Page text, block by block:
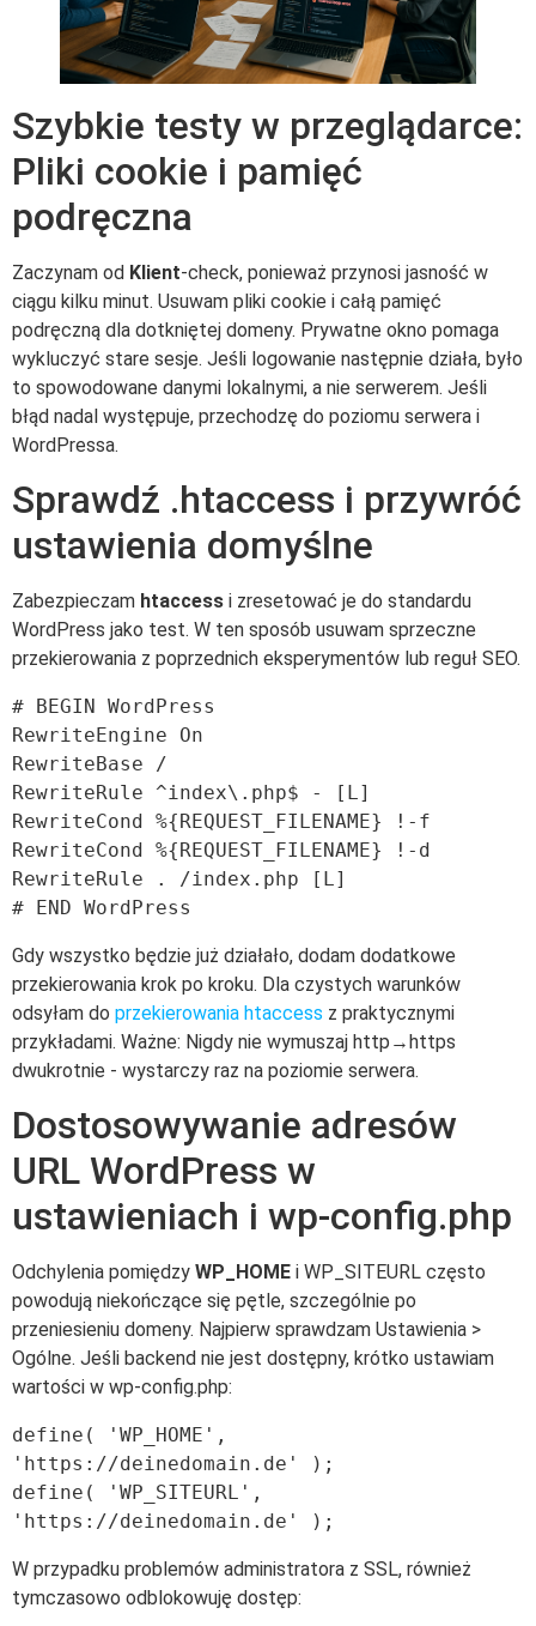
Szybkie testy w przeglądarce:
Pliki cookie i pamięć
podręczna
Zaczynam od Klient-check, ponieważ przynosi jasność w
ciągu kilku minut. Usuwam pliki cookie i całą pamięć
podręczną dla dotkniętej domeny. Prywatne okno pomaga
wykluczyć stare sesje. Jeśli logowanie następnie działa, było
to spowodowane danymi lokalnymi, a nie serwerem. Jeśli
błąd nadal występuje, przechodzę do poziomu serwera i
WordPressa.
Sprawdź .htaccess i przywróć
ustawienia domyślne
Zabezpieczam htaccess i zresetować je do standardu
WordPress jako test. W ten sposób usuwam sprzeczne
przekierowania z poprzednich eksperymentów lub reguł SEO.
# BEGIN WordPress
RewriteEngine On
RewriteBase /
RewriteRule ^index\.php$ - [L]
RewriteCond %{REQUEST_FILENAME} !-f
RewriteCond %{REQUEST_FILENAME} !-d
RewriteRule . /index.php [L]
Gdy wszystko będzie już działało, dodam dodatkowe
przekierowania krok po kroku. Dla czystych warunków
odsyłam do przekierowania htaccess z praktycznymi
przykładami. Ważne: Nigdy nie wymuszaj http→https
dwukrotnie - wystarczy raz na poziomie serwera.
Dostosowywanie adresów
URL WordPress w
ustawieniach i wp-config.php
Odchylenia pomiędzy WP_HOME i WP_SITEURL często
powodują niekończące się pętle, szczególnie po
przeniesieniu domeny. Najpierw sprawdzam Ustawienia >
Ogólne. Jeśli backend nie jest dostępny, krótko ustawiam
wartości w wp-config.php:
define( 'WP_HOME',
'https://deinedomain.de' );
define( 'WP_SITEURL',
W przypadku problemów administratora z SSL, również
tymczasowo odblokowuję dostęp: